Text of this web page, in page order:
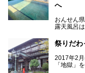
へ
おんせん
露天風呂
てんくう
いう利便
地上80m
ナ、そし
祭りだわ
2017年2
「地獄」